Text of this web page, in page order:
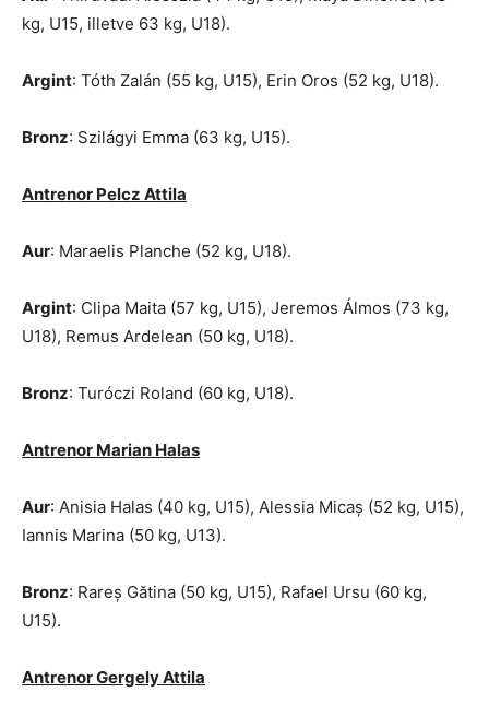
kg, U15, illetve 63 kg, U18).
Argint: Tóth Zalán (55 kg, U15), Erin Oros (52 kg, U18).
Bronz: Szilágyi Emma (63 kg, U15).
Antrenor Pelcz Attila
Aur: Maraelis Planche (52 kg, U18).
Argint: Clipa Maita (57 kg, U15), Jeremos Álmos (73 kg,
U18), Remus Ardelean (50 kg, U18).
Bronz: Turóczi Roland (60 kg, U18).
Antrenor Marian Halas
Aur: Anisia Halas (40 kg, U15), Alessia Micaș (52 kg, U15),
Iannis Marina (50 kg, U13).
Bronz: Rareș Gătina (50 kg, U15), Rafael Ursu (60 kg,
U15).
Antrenor Gergely Attila